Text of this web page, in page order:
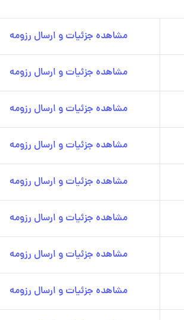
مشاهده جزئیات و ارسال رزومه
مشاهده جزئیات و ارسال رزومه
مشاهده جزئیات و ارسال رزومه
مشاهده جزئیات و ارسال رزومه
مشاهده جزئیات و ارسال رزومه
مشاهده جزئیات و ارسال رزومه
مشاهده جزئیات و ارسال رزومه
مشاهده جزئیات و ارسال رزومه